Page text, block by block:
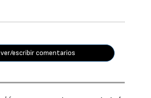
ver/escribir comentarios